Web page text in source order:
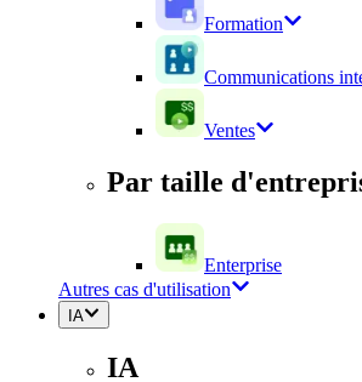
Formation
Communications
Ventes
Par taille
Enterprise
Autres cas d'utilisation
IA
IA